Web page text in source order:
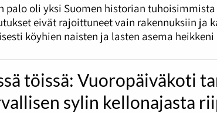
palo oli yksi Suomen historian
eivät rajoittuneet vain rakennuksiin ja
köyhien naisten ja lasten asema
töissä: Vuoropäiväkoti
sylin kellonajasta